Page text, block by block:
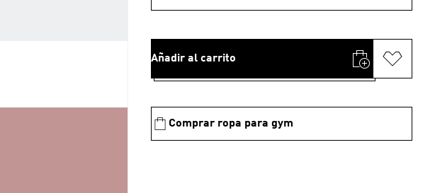
Añadir al carrito
Comprar ropa para gym